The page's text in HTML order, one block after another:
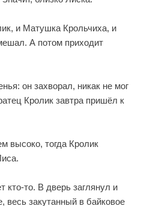
и Матушка Крольчиха, и
А потом приходит
он захворал, никак не мог
Кролик завтра пришёл к
высоко, тогда Кролик
кто-то. В дверь заглянул и
весь закутанный в байковое